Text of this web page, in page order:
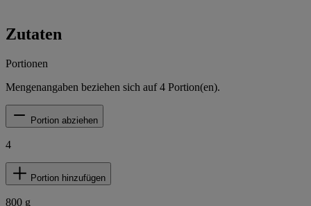
Zutaten
Portionen
Mengenangaben beziehen sich auf4 Portion(en).
Portion abziehen
4
Portion hinzufügen
800 g